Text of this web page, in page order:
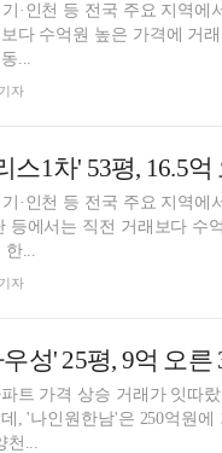
·인천 등 전국 주요 지역
다 수억원 높은 가격에 거
...
자
·인천 등 전국 주요 지역
등에서는 직전 거래보다 수
한...
자
트 가격 상승 거래가 잇따
, '나인원한남'은 250억원
천...